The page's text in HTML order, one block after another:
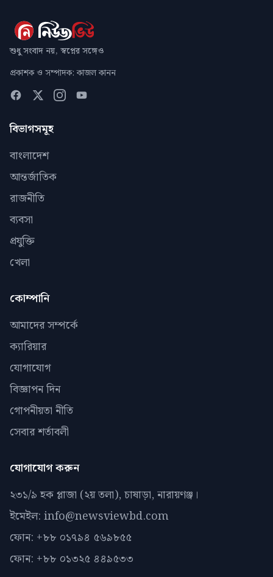
শুধু সংবাদ নয়, স্বপ্নের সঙ্গেও
প্রকাশক ও সম্পাদক: কাজল কানন
বিভাগসমূহ
বাংলাদেশ
আন্তর্জাতিক
রাজনীতি
ব্যবসা
প্রযুক্তি
খেলা
কোম্পানি
আমাদের সম্পর্কে
ক্যারিয়ার
যোগাযোগ
বিজ্ঞাপন দিন
গোপনীয়তা নীতি
সেবার শর্তাবলী
যোগাযোগ করুন
২৩১/৯ হক প্লাজা (২য় তলা), চাষাড়া, নারায়ণঞ্জ।
ইমেইল: info@newsviewbd.com
ফোন: +৮৮ ০১৭৯৪ ৫৬৯৮৫৫
ফোন: +৮৮ ০১৩২৫ ৪৪৯৫৩৩